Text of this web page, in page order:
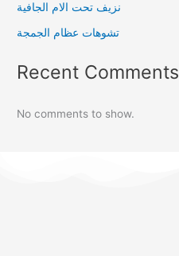
نزيف تحت الام الجافية
تشوهات عظام الجمجة
Recent Comments
No comments to show.